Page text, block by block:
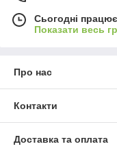
Сьогодні
Показати весь
Про нас
Контакти
Доставка та оплата